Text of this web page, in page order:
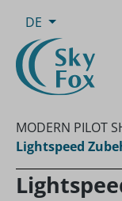
Zum Hauptinhalt
DE
MODERN PILOT
Lightspeed